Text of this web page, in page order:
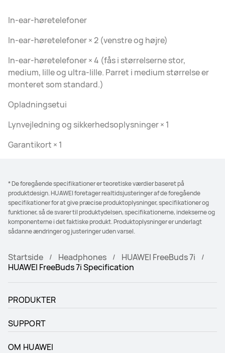
In-ear-høretelefoner
In-ear-høretelefoner × 2 (venstre og højre)
In-ear-høretelefoner × 4 (fås i størrelserne stor,
medium, lille og ultra-lille. Parret i medium størrelse er
monteret som standard.)
Opladningsetui
Lynvejledning og sikkerhedsoplysninger × 1
Garantikort × 1
* De foregående specifikationer er teoretiske værdier baseret på
produktdesign. HUAWEI foretager realtidsjusteringer af de foregående
specifikationer for at give præcise produktoplysninger, specifikationer og
funktioner, så de svarer til produktydelsen, specifikationerne, indekserne og
komponenterne i det faktiske produkt. Produktoplysninger er underlagt
sådanne ændringer og justeringer uden varsel.
Startside Headphones
HUAWEI FreeBuds 7i
HUAWEI FreeBuds 7i Specification
PRODUKTER
SUPPORT
OM HUAWEI